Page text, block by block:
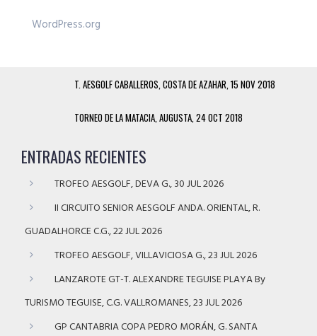
WordPress.org
T. AESGOLF CABALLEROS, COSTA DE AZAHAR, 15 NOV 2018
TORNEO DE LA MATACIA, AUGUSTA, 24 OCT 2018
ENTRADAS RECIENTES
TROFEO AESGOLF, DEVA G., 30 JUL 2026
II CIRCUITO SENIOR AESGOLF ANDA. ORIENTAL, R.
GUADALHORCE C.G., 22 JUL 2026
TROFEO AESGOLF, VILLAVICIOSA G., 23 JUL 2026
LANZAROTE GT-T. ALEXANDRE TEGUISE PLAYA By
TURISMO TEGUISE, C.G. VALLROMANES, 23 JUL 2026
GP CANTABRIA COPA PEDRO MORÁN, G. SANTA